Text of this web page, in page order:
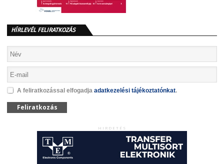
HÍRLEVÉL FELIRATKOZÁS
A feliratkozással elfogadja adatkezelési tájékoztatónkat.
Feliratkozás
HIRDETÉS